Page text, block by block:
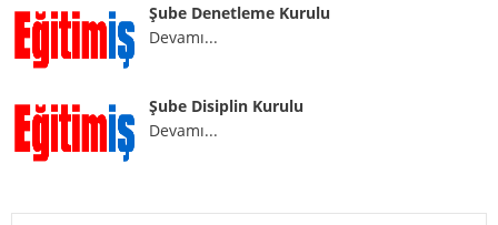
Foto Galeri
Videolar
Şube Denetleme Kurulu
Devamı...
Şube Disiplin Kurulu
Devamı...